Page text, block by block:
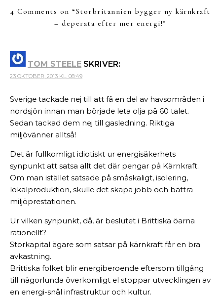
4 Comments on “Storbritannien bygger ny kärnkraft
– deperata efter mer energi!”
TOM STEELE SKRIVER:
23 OKTOBER, 2013 KL. 08:49
Sverige tackade nej till att få en del av havsområden i
nordsjön innan man började leta olja på 60 talet.
Sedan tackad dem nej till gasledning. Riktiga
miljövänner alltså!
Det är fullkomligt idiotiskt ur energisäkerhets
synpunkt att satsa allt det där pengar på Kärnkraft.
Om man istället satsade på småskaligt, isolering,
lokalproduktion, skulle det skapa jobb och bättra
miljöprestationen.
Ur vilken synpunkt, då, är beslutet i Brittiska öarna
rationellt?
Storkapital ägare som satsar på kärnkraft får en bra
avkastning.
Brittiska folket blir energiberoende eftersom tillgång
till någorlunda överkomligt el stoppar utvecklingen av
en energi-snål infrastruktur och kultur.